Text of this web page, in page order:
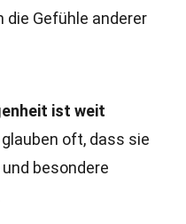
die Gefühle anderer
ist weit
oft, dass sie
besondere